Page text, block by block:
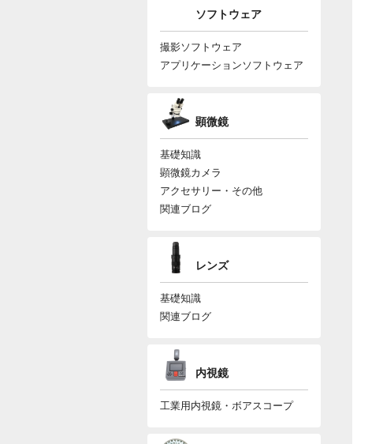
ソフトウェア
撮影ソフトウェア
アプリケーションソフトウェア
顕微鏡
基礎知識
顕微鏡カメラ
アクセサリー・その他
関連ブログ
レンズ
基礎知識
関連ブログ
内視鏡
工業用内視鏡・ボアスコープ